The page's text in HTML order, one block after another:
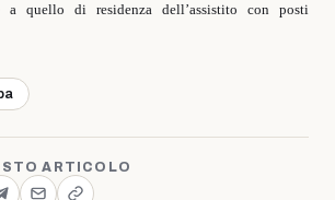
quello di residenza dell’assistito con posti
ARTICOLO